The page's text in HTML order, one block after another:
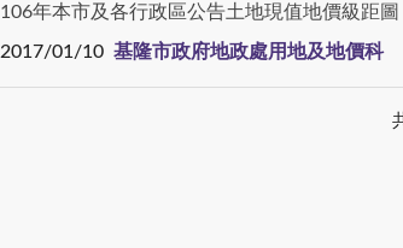
106年本市及各行政區公告土地現值地價級距圖
2017/01/10 基隆市政府地政處用地及地價科